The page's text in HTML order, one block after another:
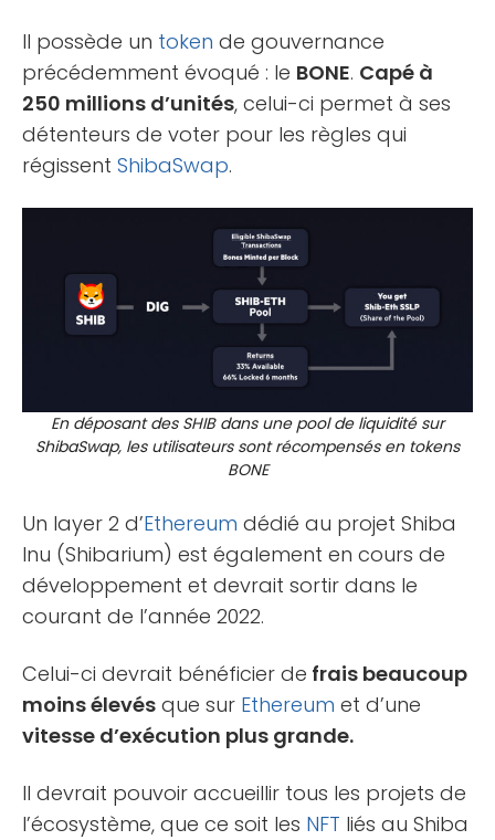
Il possède un token de gouvernance
précédemment évoqué : le BONE. Capé à
250 millions d’unités, celui-ci permet à ses
détenteurs de voter pour les règles qui
régissent ShibaSwap.
En déposant des SHIB dans une pool de liquidité sur
ShibaSwap, les utilisateurs sont récompensés en tokens
BONE
Un layer 2 d’Ethereum dédié au projet Shiba
Inu (Shibarium) est également en cours de
développement et devrait sortir dans le
courant de l’année 2022.
Celui-ci devrait bénéficier de frais beaucoup
moins élevés que sur Ethereum et d’une
vitesse d’exécution plus grande.
Il devrait pouvoir accueillir tous les projets de
l’écosystème, que ce soit les NFT liés au Shiba